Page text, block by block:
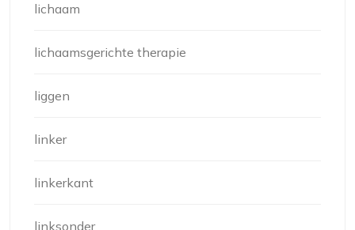
lichaam
lichaamsgerichte therapie
liggen
linker
linkerkant
linksonder